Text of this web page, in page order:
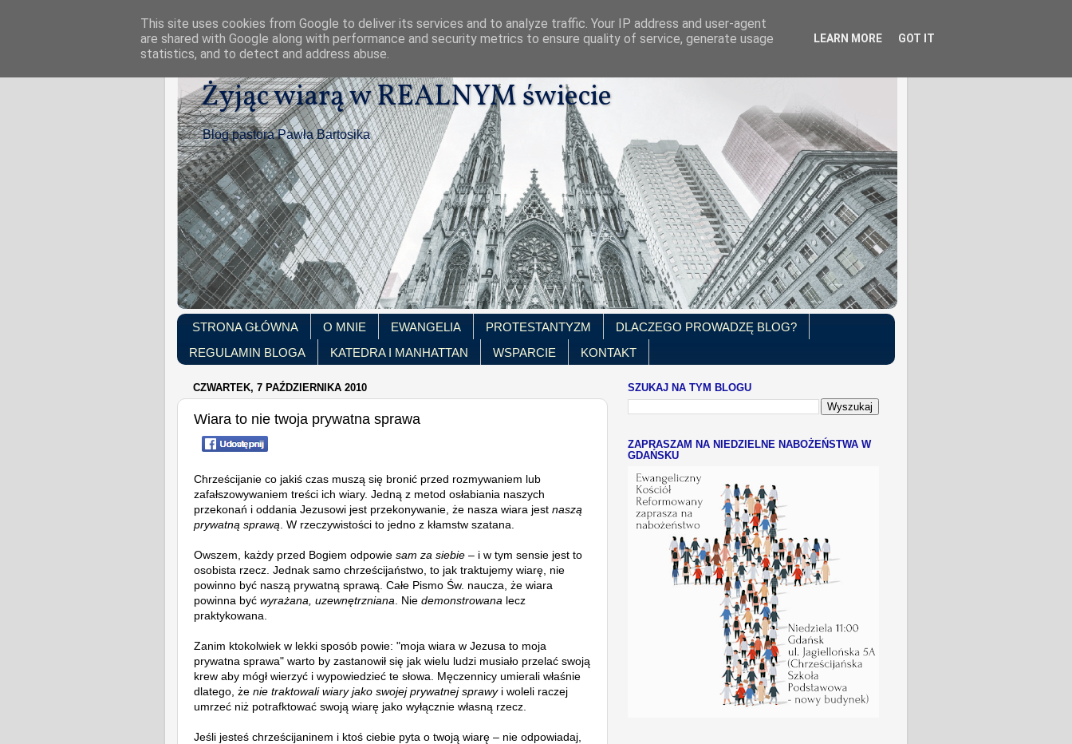
Żyjąc wiarą w REALNYM świecie
Blog pastora Pawła Bartosika
STRONA GŁÓWNA O MNIE EWANGELIA PROTESTANTYZM
DLACZEGO PROWADZĘ BLOG?
REGULAMIN BLOGA
KATEDRA I MANHATTAN WSPARCIE KONTAKT
CZWARTEK, 7 PAŹDZIERNIKA 2010
Wiara to nie twoja prywatna sprawa
Chrześcijanie co jakiś czas muszą się bronić przed rozmywaniem lub
zafałszowywaniem treści ich wiary. Jedną z metod osłabiania naszych
przekonań i oddania Jezusowi jest przekonywanie, że nasza wiara jest naszą
prywatną sprawą . W rzeczywistości to jedno z kłamstw szatana.
Owszem, każdy przed Bogiem odpowie sam za siebie – i w tym sensie jest to
osobista rzecz. Jednak samo chrześcijaństwo, to jak traktujemy wiarę, nie
powinno być naszą prywatną sprawą. Całe Pismo Św. naucza, że wiara
powinna być wyrażana, uzewnętrzniana . Nie demonstrowana lecz
praktykowana.
Zanim ktokolwiek w lekki sposób powie: "moja wiara w Jezusa to moja
prywatna sprawa" warto by zastanowił się jak wielu ludzi musiało przelać swoją
krew aby mógł wierzyć i wypowiedzieć te słowa. Męczennicy umierali właśnie
dlatego, że nie traktowali wiary jako swojej prywatnej sprawy i woleli raczej
umrzeć niż potrafktować swoją wiarę jako wyłącznie własną rzecz.
Jeśli jesteś chrześcijaninem i ktoś ciebie pyta o twoją wiarę – nie odpowiadaj,
SZUKAJ NA TYM BLOGU
ZAPRASZAM NA NIEDZIELNE NABOŻEŃSTWA W
GDAŃSKU
This site uses cookies from Google to deliver its services and to analyze traffic. Your IP address and user-agent
are shared with Google along with performance and security metrics to ensure quality of service, generate usage
statistics, and to detect and address abuse.
LEARN MORE GOT IT